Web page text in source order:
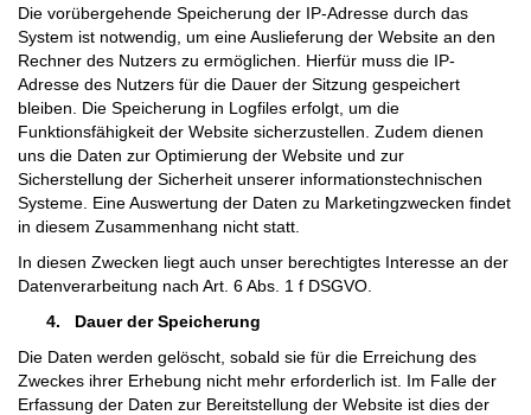
Die vorübergehende Speicherung der IP-Adresse durch das
System ist notwendig, um eine Auslieferung der Website an den
Rechner des Nutzers zu ermöglichen. Hierfür muss die IP-
Adresse des Nutzers für die Dauer der Sitzung gespeichert
bleiben. Die Speicherung in Logfiles erfolgt, um die
Funktionsfähigkeit der Website sicherzustellen. Zudem dienen
uns die Daten zur Optimierung der Website und zur
Sicherstellung der Sicherheit unserer informationstechnischen
Systeme. Eine Auswertung der Daten zu Marketingzwecken findet
in diesem Zusammenhang nicht statt.
In diesen Zwecken liegt auch unser berechtigtes Interesse an der
Datenverarbeitung nach Art. 6 Abs. 1 f DSGVO.
4. Dauer der Speicherung
Die Daten werden gelöscht, sobald sie für die Erreichung des
Zweckes ihrer Erhebung nicht mehr erforderlich ist. Im Falle der
Erfassung der Daten zur Bereitstellung der Website ist dies der